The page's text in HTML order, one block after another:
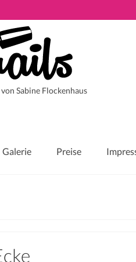
Sabine Flockenhaus
Galerie Preise